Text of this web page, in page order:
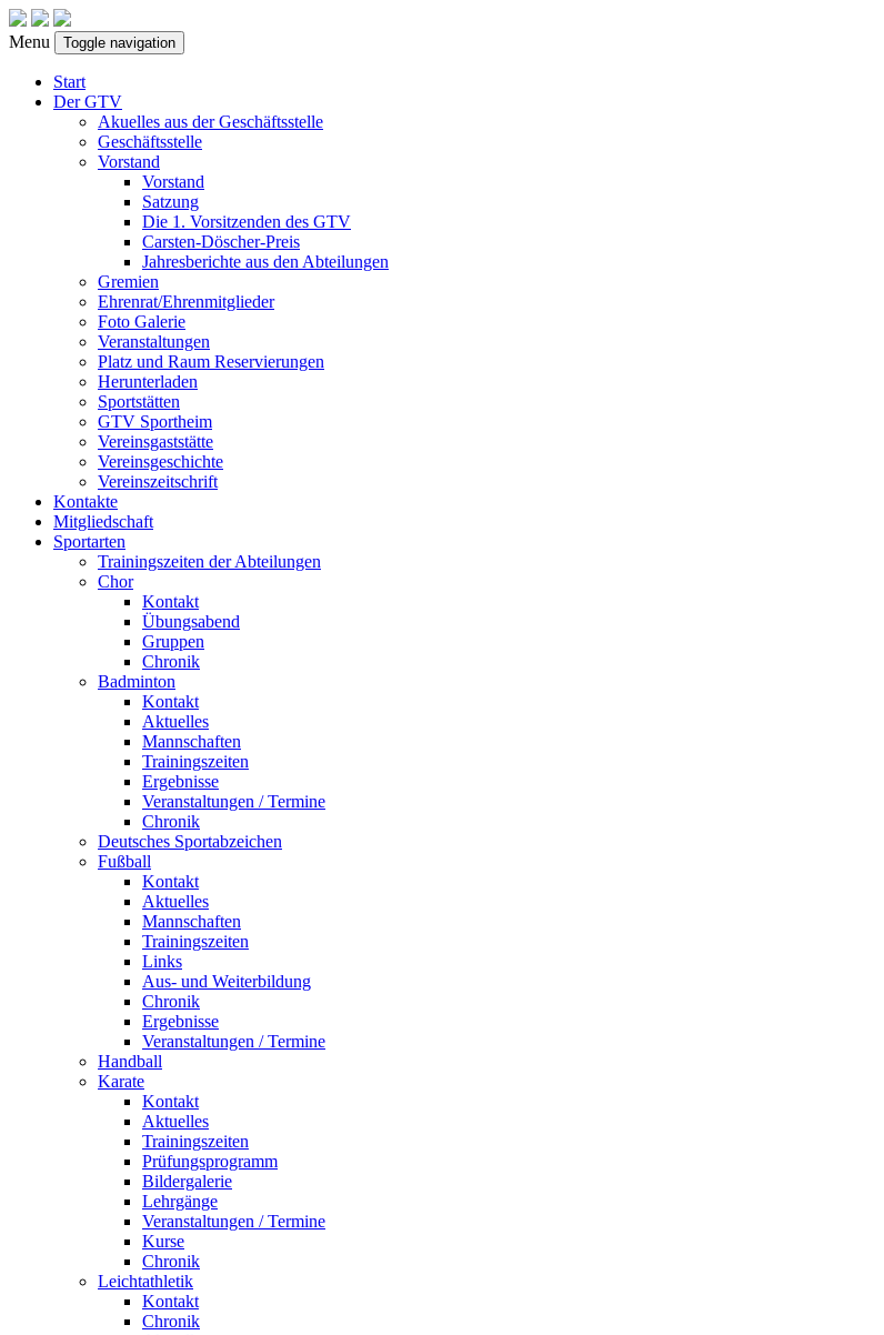
Menu Toggle navigation
Start
Der GTV
Akuelles aus der Geschäftsstelle
Geschäftsstelle
Vorstand
Vorstand
Satzung
Die 1. Vorsitzenden des GTV
Carsten-Döscher-Preis
Jahresberichte aus den Abteilungen
Gremien
Ehrenrat/Ehrenmitglieder
Foto Galerie
Veranstaltungen
Platz und Raum Reservierungen
Herunterladen
Sportstätten
GTV Sportheim
Vereinsgaststätte
Vereinsgeschichte
Vereinszeitschrift
Kontakte
Mitgliedschaft
Sportarten
Trainingszeiten der Abteilungen
Chor
Kontakt
Übungsabend
Gruppen
Chronik
Badminton
Kontakt
Aktuelles
Mannschaften
Trainingszeiten
Ergebnisse
Veranstaltungen / Termine
Chronik
Deutsches Sportabzeichen
Fußball
Kontakt
Aktuelles
Mannschaften
Trainingszeiten
Links
Aus- und Weiterbildung
Chronik
Ergebnisse
Veranstaltungen / Termine
Handball
Karate
Kontakt
Aktuelles
Trainingszeiten
Prüfungsprogramm
Bildergalerie
Lehrgänge
Veranstaltungen / Termine
Kurse
Chronik
Leichtathletik
Kontakt
Chronik